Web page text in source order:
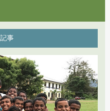
での活動
株
手権
る人たち
点
事